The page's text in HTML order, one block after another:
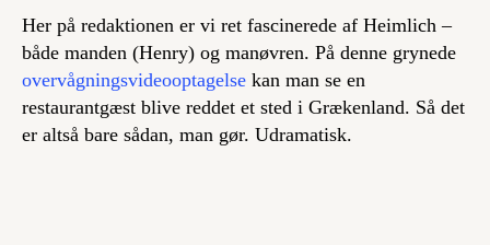
Her på redaktionen er vi ret fascinerede af Heimlich –
både manden (Henry) og manøvren. På denne grynede
overvågningsvideooptagelse kan man se en
restaurantgæst blive reddet et sted i Grækenland. Så det
er altså bare sådan, man gør. Udramatisk.